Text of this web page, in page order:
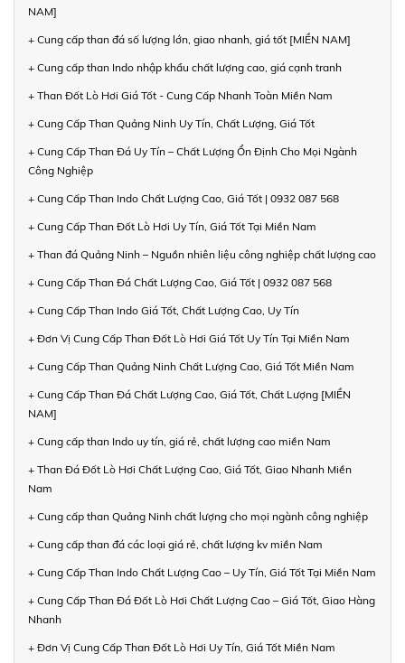
NAM]
+ Cung cấp than đá số lượng lớn, giao nhanh, giá tốt [MIỀN NAM]
+ Cung cấp than Indo nhập khẩu chất lượng cao, giá cạnh tranh
+ Than Đốt Lò Hơi Giá Tốt - Cung Cấp Nhanh Toàn Miền Nam
+ Cung Cấp Than Quảng Ninh Uy Tín, Chất Lượng, Giá Tốt
+ Cung Cấp Than Đá Uy Tín – Chất Lượng Ổn Định Cho Mọi Ngành
Công Nghiệp
+ Cung Cấp Than Indo Chất Lượng Cao, Giá Tốt | 0932 087 568
+ Cung Cấp Than Đốt Lò Hơi Uy Tín, Giá Tốt Tại Miền Nam
+ Than đá Quảng Ninh – Nguồn nhiên liệu công nghiệp chất lượng cao
+ Cung Cấp Than Đá Chất Lượng Cao, Giá Tốt | 0932 087 568
+ Cung Cấp Than Indo Giá Tốt, Chất Lượng Cao, Uy Tín
+ Đơn Vị Cung Cấp Than Đốt Lò Hơi Giá Tốt Uy Tín Tại Miền Nam
+ Cung Cấp Than Quảng Ninh Chất Lượng Cao, Giá Tốt Miền Nam
+ Cung Cấp Than Đá Chất Lượng Cao, Giá Tốt, Chất Lượng [MIỀN
NAM]
+ Cung cấp than Indo uy tín, giá rẻ, chất lượng cao miền Nam
+ Than Đá Đốt Lò Hơi Chất Lượng Cao, Giá Tốt, Giao Nhanh Miền
Nam
+ Cung cấp than Quảng Ninh chất lượng cho mọi ngành công nghiệp
+ Cung cấp than đá các loại giá rẻ, chất lượng kv miền Nam
+ Cung Cấp Than Indo Chất Lượng Cao – Uy Tín, Giá Tốt Tại Miền Nam
+ Cung Cấp Than Đá Đốt Lò Hơi Chất Lượng Cao – Giá Tốt, Giao Hàng
Nhanh
+ Đơn Vị Cung Cấp Than Đốt Lò Hơi Uy Tín, Giá Tốt Miền Nam